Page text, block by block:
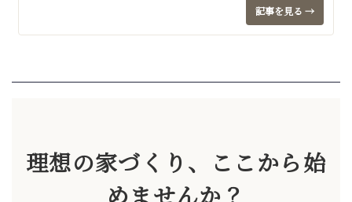
記事を見る →
理想の家づくり、ここから始
めませんか？